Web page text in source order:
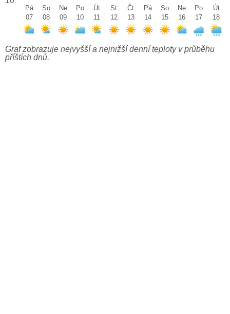
Pá
07
So
08
Ne
09
Po
10
Út
11
St
12
Čt
13
Pá
14
So
15
Ne
16
Po
17
Út
18
Graf zobrazuje nejvyšší a nejnižší denní teploty v průběhu
příštích dnů.